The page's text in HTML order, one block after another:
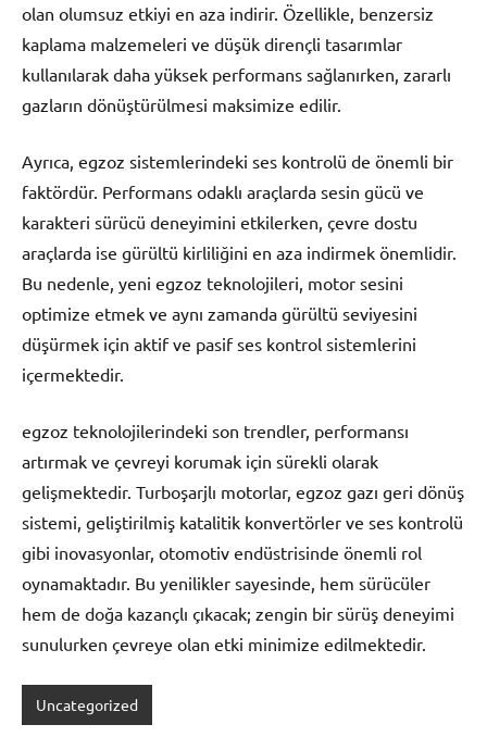
olan olumsuz etkiyi en aza indirir. Özellikle, benzersiz
kaplama malzemeleri ve düşük dirençli tasarımlar
kullanılarak daha yüksek performans sağlanırken, zararlı
gazların dönüştürülmesi maksimize edilir.
Ayrıca, egzoz sistemlerindeki ses kontrolü de önemli bir
faktördür. Performans odaklı araçlarda sesin gücü ve
karakteri sürücü deneyimini etkilerken, çevre dostu
araçlarda ise gürültü kirliliğini en aza indirmek önemlidir.
Bu nedenle, yeni egzoz teknolojileri, motor sesini
optimize etmek ve aynı zamanda gürültü seviyesini
düşürmek için aktif ve pasif ses kontrol sistemlerini
içermektedir.
egzoz teknolojilerindeki son trendler, performansı
artırmak ve çevreyi korumak için sürekli olarak
gelişmektedir. Turboşarjlı motorlar, egzoz gazı geri dönüş
sistemi, geliştirilmiş katalitik konvertörler ve ses kontrolü
gibi inovasyonlar, otomotiv endüstrisinde önemli rol
oynamaktadır. Bu yenilikler sayesinde, hem sürücüler
hem de doğa kazançlı çıkacak; zengin bir sürüş deneyimi
sunulurken çevreye olan etki minimize edilmektedir.
Uncategorized